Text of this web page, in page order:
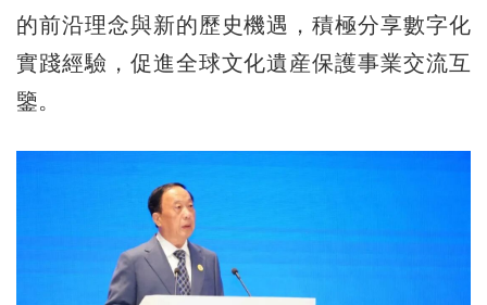
的前沿理念與新的歷史機遇，積極分享數字化
實踐經驗，促進全球文化遺産保護事業交流互
鑒。